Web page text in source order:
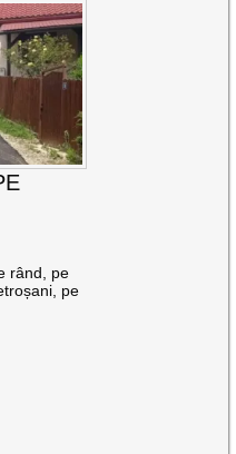
rând, pe
pe